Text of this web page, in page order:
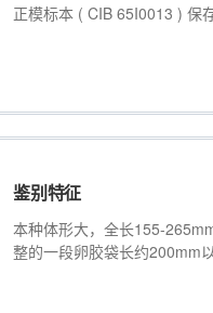
正模标本 ( CIB 65I0013 ) 保
鉴别特征
本种体形大，全长155-
整的一段卵胶袋长约200mm